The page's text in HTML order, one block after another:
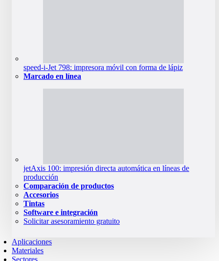
speed-i-Jet 798: impresora móvil con forma de lápiz
Marcado en línea
jetAxis 100: impresión directa automática en líneas de
producción
Comparación de productos
Accesorios
Tintas
Software e integración
Solicitar asesoramiento gratuito
Aplicaciones
Materiales
Sectores